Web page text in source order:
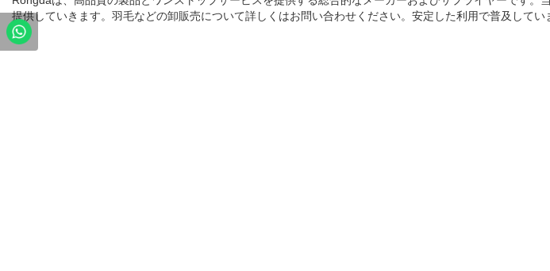
提供していきます。羽毛などの卸販売について詳しくはお問い合わせください。安定した利用で普及してい